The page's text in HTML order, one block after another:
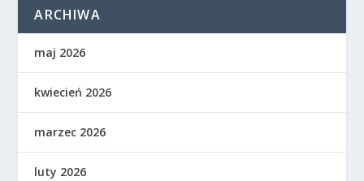
ARCHIWA
maj 2026
kwiecień 2026
marzec 2026
luty 2026